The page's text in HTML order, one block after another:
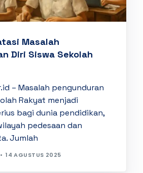
Masalah
Diri Siswa Sekolah
– Masalah pengunduran
Rakyat menjadi
bagi dunia pendidikan,
pedesaan dan
Jumlah
14 AGUSTUS 2025